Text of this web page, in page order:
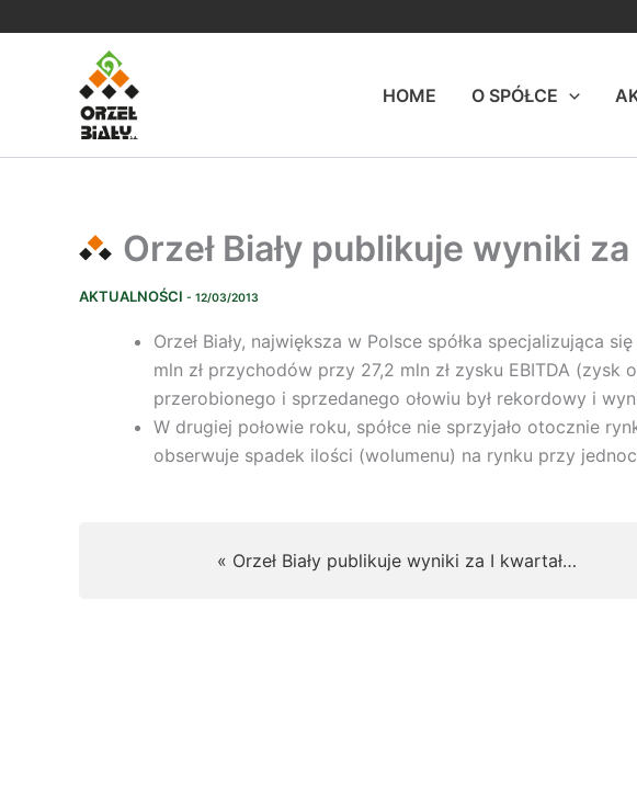
HOME
O SPÓŁCE
Orzeł Biały publikuje wyniki
AKTUALNOŚCI - 12/03/2013
Orzeł Biały, największa w Polsce spółka specjalizująca
mln zł przychodów przy 27,2 mln zł zysku EBITDA
przerobionego i sprzedanego ołowiu był rekordowy i
W drugiej połowie roku, spółce nie sprzyjało otocznie
obserwuje spadek ilości (wolumenu) na rynku przy
« Orzeł Biały publikuje wyniki za I kwartał…